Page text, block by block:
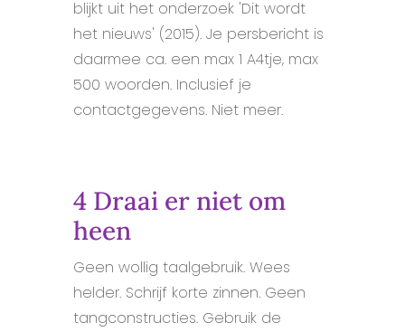
blijkt uit het onderzoek 'Dit wordt
het nieuws' (2015). Je persbericht is
daarmee ca. een max 1 A4tje, max
500 woorden. Inclusief je
contactgegevens. Niet meer.
4 Draai er niet om
heen
Geen wollig taalgebruik. Wees
helder. Schrijf korte zinnen. Geen
tangconstructies. Gebruik de